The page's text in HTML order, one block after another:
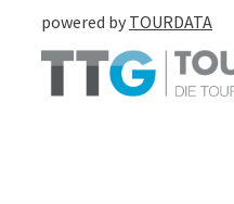
powered by TOURDATA